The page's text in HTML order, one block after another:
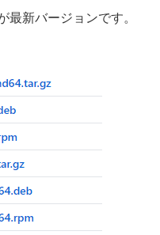
最新バージョンです。